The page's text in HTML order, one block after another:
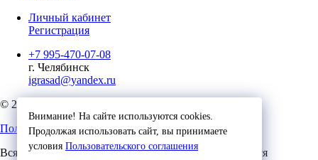
Внимание! На сайте используются cookies.
Продолжая использовать сайт, вы принимаете
условия Пользовательского соглашения
Личный кабинет
Регистрация
+7 995-470-07-08
г. Челябинск
igrasad@yandex.ru
© 2023, Игровые Технологии
Пользовательское соглашение
Вся представленная на сайте информация, касающаяся